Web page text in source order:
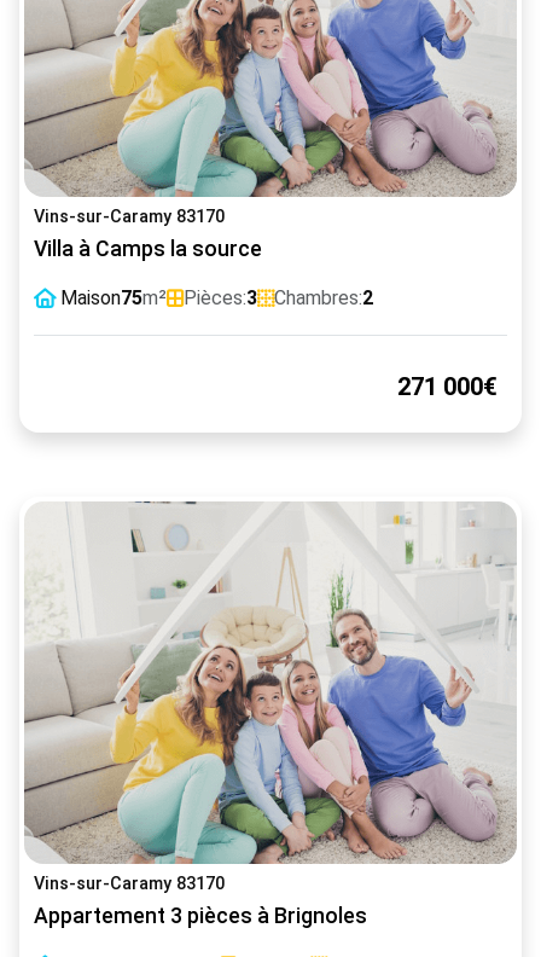
Vins-sur-Caramy 83170
Villa à Camps la source
Maison75m² Pièces:3 Chambres:2
271 000€
Vins-sur-Caramy 83170
Appartement 3 pièces à Brignoles